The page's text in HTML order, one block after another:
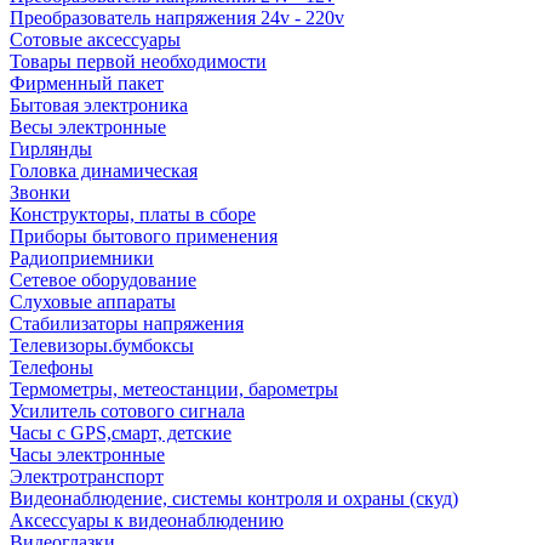
Преобразователь напряжения 24v - 220v
Сотовые аксессуары
Товары первой необходимости
Фирменный пакет
Бытовая электроника
Весы электронные
Гирлянды
Головка динамическая
Звонки
Конструкторы, платы в сборе
Приборы бытового применения
Радиоприемники
Сетевое оборудование
Слуховые аппараты
Стабилизаторы напряжения
Телевизоры.бумбоксы
Телефоны
Термометры, метеостанции, барометры
Усилитель сотового сигнала
Часы с GPS,смарт, детские
Часы электронные
Электротранспорт
Видеонаблюдение, системы контроля и охраны (скуд)
Аксессуары к видеонаблюдению